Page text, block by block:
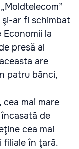
ar fi schimbat
Economii la
presă al
are
patru bănci,
mai mare
de
cea mai
filiale în ţară.